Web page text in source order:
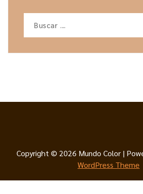
Copyright © 2026 Mundo Color |
WordPress Theme